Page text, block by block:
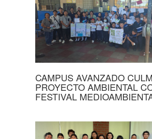
CAMPUS AVANZADO
PROYECTO AMBIENTAL
FESTIVAL